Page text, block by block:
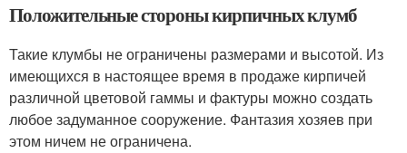
Положительные стороны кирпичных клумб
Такие клумбы не ограничены размерами и высотой. Из
имеющихся в настоящее время в продаже кирпичей
различной цветовой гаммы и фактуры можно создать
любое задуманное сооружение. Фантазия хозяев при
этом ничем не ограничена.